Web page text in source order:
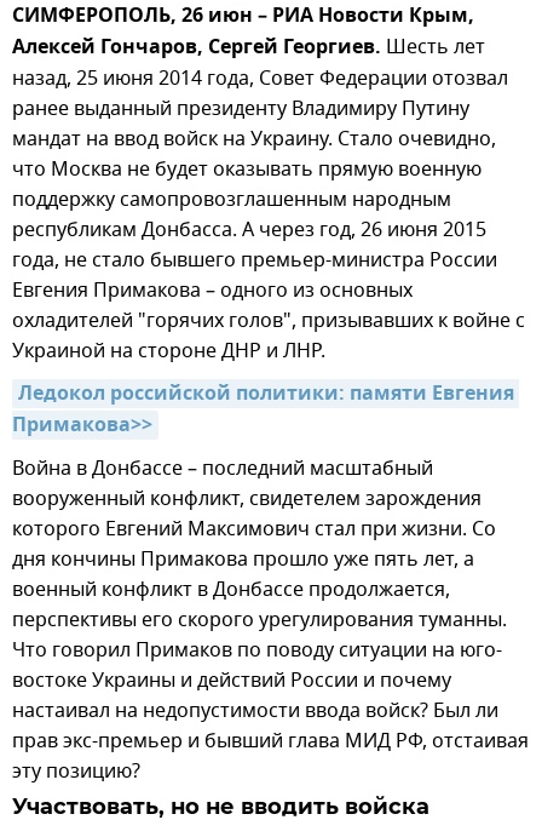
СИМФЕРОПОЛЬ, 26 июн – РИА Новости Крым,
Алексей Гончаров, Сергей Георгиев. Шесть лет
назад, 25 июня 2014 года, Совет Федерации отозвал
ранее выданный президенту Владимиру Путину
мандат на ввод войск на Украину. Стало очевидно,
что Москва не будет оказывать прямую военную
поддержку самопровозглашенным народным
республикам Донбасса. А через год, 26 июня 2015
года, не стало бывшего премьер-министра России
Евгения Примакова – одного из основных
охладителей "горячих голов", призывавших к войне с
Украиной на стороне ДНР и ЛНР.
Ледокол российской политики: памяти Евгения
Примакова>>
Война в Донбассе – последний масштабный
вооруженный конфликт, свидетелем зарождения
которого Евгений Максимович стал при жизни. Со
дня кончины Примакова прошло уже пять лет, а
военный конфликт в Донбассе продолжается,
перспективы его скорого урегулирования туманны.
Что говорил Примаков по поводу ситуации на юго-
востоке Украины и действий России и почему
настаивал на недопустимости ввода войск? Был ли
прав экс-премьер и бывший глава МИД РФ, отстаивая
эту позицию?
Участвовать, но не вводить войска